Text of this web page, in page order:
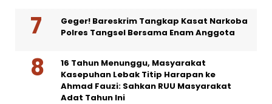
Geger! Bareskrim Tangkap Kasat Narkoba
Polres Tangsel Bersama Enam Anggota
16 Tahun Menunggu, Masyarakat
Kasepuhan Lebak Titip Harapan ke
Ahmad Fauzi: Sahkan RUU Masyarakat
Adat Tahun Ini